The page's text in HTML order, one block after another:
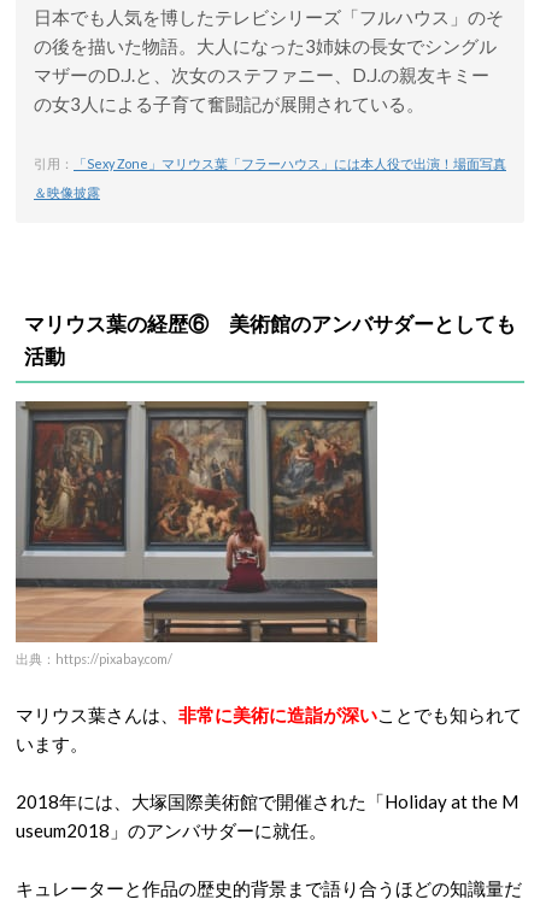
日本でも人気を博したテレビシリーズ「フルハウス」のそ
の後を描いた物語。大人になった3姉妹の長女でシングル
マザーのD.J.と、次女のステファニー、D.J.の親友キミー
の女3人による子育て奮闘記が展開されている。
引用：
「Sexy Zone」マリウス葉「フラーハウス」には本人役で出演！場面写真
＆映像披露
マリウス葉の経歴⑥ 美術館のアンバサダーとしても
活動
出典：https://pixabay.com/
マリウス葉さんは、 非常に美術に造詣が深いことでも知られて
います。
2018年には、大塚国際美術館で開催された「Holiday at the M
useum2018」のアンバサダーに就任。
キュレーターと作品の歴史的背景まで語り合うほどの知識量だ